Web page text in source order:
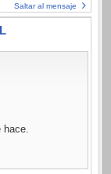
Saltar al mensaje
hace.